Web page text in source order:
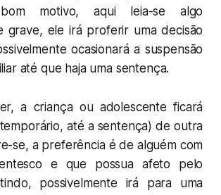
motivo, aqui leia-se algo
grave, ele irá proferir uma decisão
ocasionará a suspensão
até que haja uma sentença.
a criança ou adolescente ficará
até a sentença) de outra
se, a preferência é de alguém com
e que possua afeto pelo
possivelmente irá para uma